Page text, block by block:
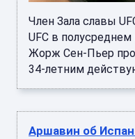
Член Зала славы
UFC в
Жорж Сен-Пьер
34-летним
Аршавин об